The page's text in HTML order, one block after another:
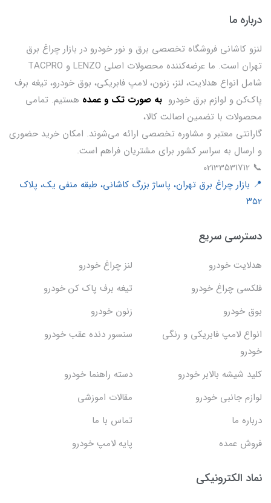
درباره ما
لنزو کاشانی فروشگاه تخصصی برق و نور خودرو در بازار چراغ برق
تهران است. ما عرضه‌کننده محصولات اصلی LENZO و TACPRO
شامل انواع هدلایت، لنز، زنون، لامپ فابریکی، بوق خودرو، تیغه برف
پاک‌کن و لوازم برق خودرو به صورت تک و عمده هستیم. تمامی
محصولات با تضمین اصالت کالا،
گارانتی معتبر و مشاوره تخصصی ارائه می‌شوند. امکان خرید حضوری
و ارسال به سراسر کشور برای مشتریان فراهم است.
📞 02133531712
📍 بازار چراغ برق تهران، پاساژ بزرگ کاشانی، طبقه منفی یک، پلاک
۳۵۲
دسترسی سریع
هدلایت خودرو
لنز چراغ خودرو
فلکسی چراغ خودرو
تیغه برف پاک کن خودرو
بوق خودرو
زنون خودرو
انواع لامپ فابریکی و رنگی
خودرو
سنسور دنده عقب خودرو
کلید شیشه بالابر خودرو
دسته راهنما خودرو
لوازم جانبی خودرو
مقالات اموزشی
درباره ما
تماس با ما
فروش عمده
پایه لامپ خودرو
نماد الکترونیکی